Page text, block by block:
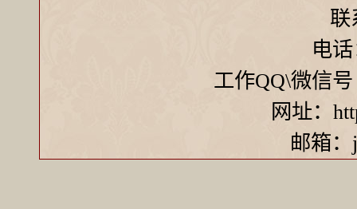
联
电
工作QQ\微信号
网址：
邮箱：